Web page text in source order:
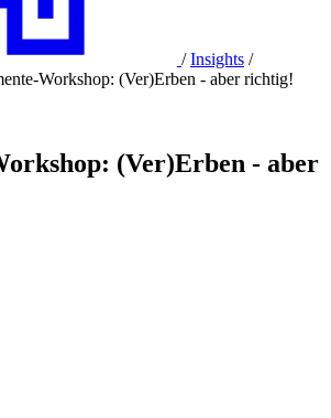
/ Insights /
Workshop: (Ver)Erben - aber richtig!
(Ver)Erben - aber